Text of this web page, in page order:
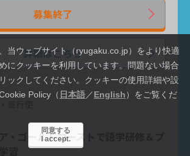
当ウェブサイト（ryugaku.co.jp）をより快適
にクッキーを利用しています。
問題ない場合
ックしてください。クッキーの使用詳細や設
Policy（ 日本語／English）をご覧くだ
同意する
I accept.
募集終了
詳細はこちら
・ゴールドコーストで語学研修＆プ